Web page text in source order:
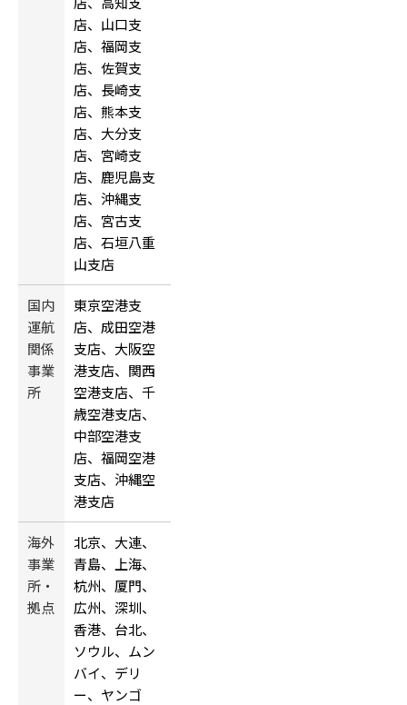
店、山口支
店、福岡支
店、佐賀支
店、長崎支
店、熊本支
店、大分支
店、宮崎支
店、鹿児島支
店、沖縄支
店、宮古支
店、石垣八重
山支店
国内
運航
関係
事業
所
東京空港支
店、成田空港
支店、大阪空
港支店、関西
空港支店、千
歳空港支店、
中部空港支
店、福岡空港
支店、沖縄空
港支店
海外
事業
所・
拠点
北京、大連、
青島、上海、
杭州、厦門、
広州、深圳、
香港、台北、
ソウル、ムン
バイ、デリ
ー、ヤンゴ